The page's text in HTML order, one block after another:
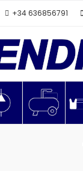
+34 636856791